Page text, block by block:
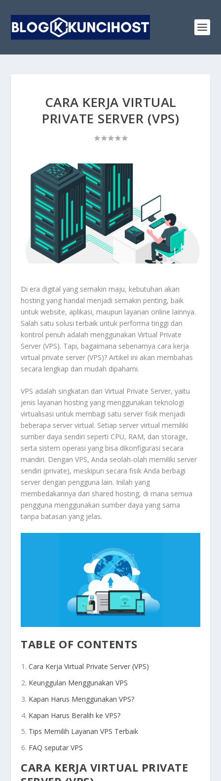
CARA KERJA VIRTUAL
PRIVATE SERVER (VPS)
Di era digital yang semakin maju, kebutuhan akan
hosting yang handal menjadi semakin penting, baik
untuk website, aplikasi, maupun layanan online lainnya.
Salah satu solusi terbaik untuk performa tinggi dan
kontrol penuh adalah menggunakan Virtual Private
Server (VPS). Tapi, bagaimana sebenarnya cara kerja
virtual private server (VPS)? Artikel ini akan membahas
secara lengkap dan mudah dipahami.
VPS adalah singkatan dari Virtual Private Server, yaitu
jenis layanan hosting yang menggunakan teknologi
virtualisasi untuk membagi satu server fisik menjadi
beberapa server virtual. Setiap server virtual memiliki
sumber daya sendiri seperti CPU, RAM, dan storage,
serta sistem operasi yang bisa dikonfigurasi secara
mandiri. Dengan VPS, Anda seolah-olah memiliki server
sendiri (private), meskipun secara fisik Anda berbagi
server dengan pengguna lain. Inilah yang
membedakannya dari shared hosting, di mana semua
pengguna menggunakan sumber daya yang sama
tanpa batasan yang jelas.
TABLE OF CONTENTS
Cara Kerja Virtual Private Server (VPS)
Keunggulan Menggunakan VPS
Kapan Harus Menggunakan VPS?
Kapan Harus Beralih ke VPS?
Tips Memilih Layanan VPS Terbaik
FAQ seputar VPS
CARA KERJA VIRTUAL PRIVATE